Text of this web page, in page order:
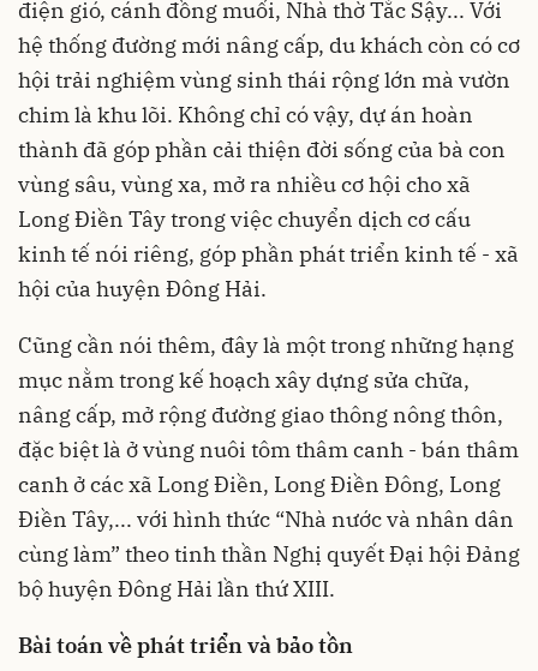
điện gió, cánh đồng muối, Nhà thờ Tắc Sậy... Với
hệ thống đường mới nâng cấp, du khách còn có cơ
hội trải nghiệm vùng sinh thái rộng lớn mà vườn
chim là khu lõi. Không chỉ có vậy, dự án hoàn
thành đã góp phần cải thiện đời sống của bà con
vùng sâu, vùng xa, mở ra nhiều cơ hội cho xã
Long Điền Tây trong việc chuyển dịch cơ cấu
kinh tế nói riêng, góp phần phát triển kinh tế - xã
hội của huyện Đông Hải.
Cũng cần nói thêm, đây là một trong những hạng
mục nằm trong kế hoạch xây dựng sửa chữa,
nâng cấp, mở rộng đường giao thông nông thôn,
đặc biệt là ở vùng nuôi tôm thâm canh - bán thâm
canh ở các xã Long Điền, Long Điền Đông, Long
Điền Tây,... với hình thức “Nhà nước và nhân dân
cùng làm” theo tinh thần Nghị quyết Đại hội Đảng
bộ huyện Đông Hải lần thứ XIII.
Bài toán về phát triển và bảo tồn